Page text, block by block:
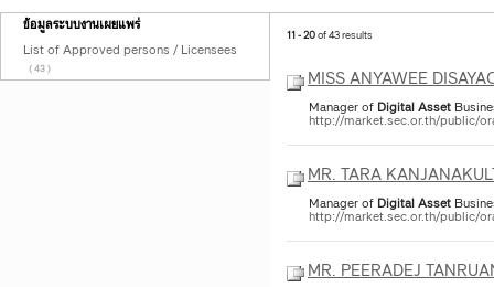
ข้อมูลระบบงานเผยแพร่
List of Approved persons / Licensees
( 43 )
11 - 20of 43 results
MISS ANYAWEE
Manager of DigitalAsset
http://market.sec.or.th/public/
MR. TARA
Manager of DigitalAsset
http://market.sec.or.th/public/
MR. PEERADEJ